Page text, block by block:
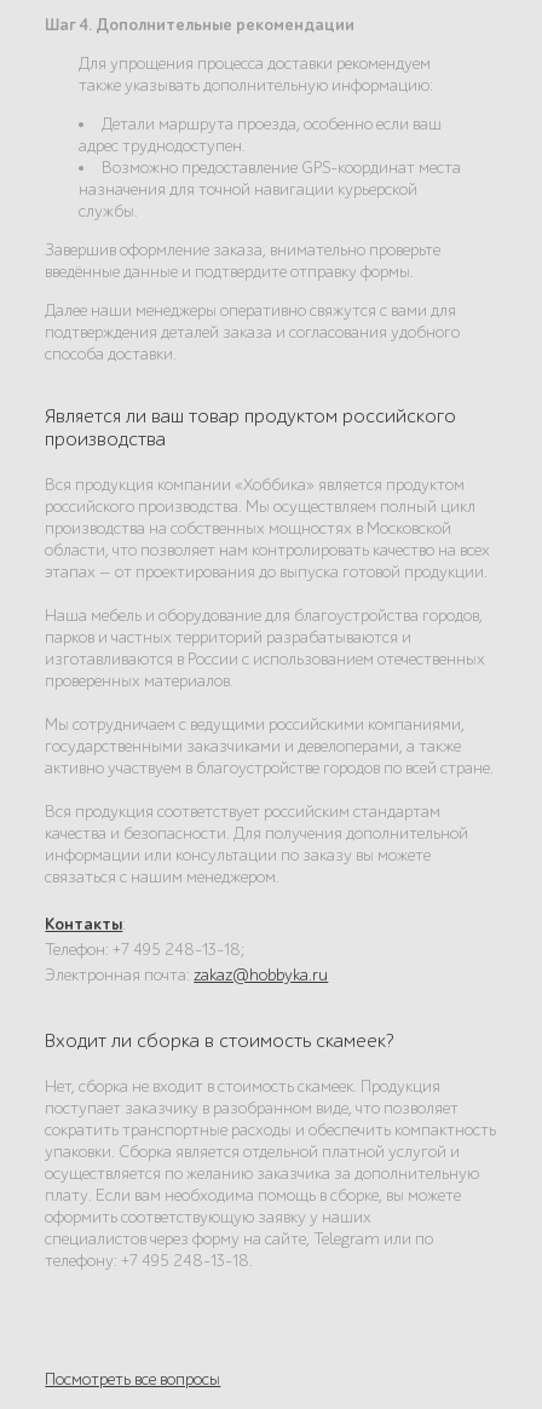
Шаг 4. Дополнительные рекомендации
Для упрощения процесса доставки рекомендуем
также указывать дополнительную информацию:
Детали маршрута проезда, особенно если ваш
адрес труднодоступен.
Возможно предоставление GPS-координат места
назначения для точной навигации курьерской
службы.
Завершив оформление заказа, внимательно проверьте
введённые данные и подтвердите отправку формы.
Далее наши менеджеры оперативно свяжутся с вами для
подтверждения деталей заказа и согласования удобного
способа доставки.
Является ли ваш товар продуктом российского
производства
Вся продукция компании «Хоббика» является продуктом
российского производства. Мы осуществляем полный цикл
производства на собственных мощностях в Московской
области, что позволяет нам контролировать качество на всех
этапах — от проектирования до выпуска готовой продукции.
Наша мебель и оборудование для благоустройства городов,
парков и частных территорий разрабатываются и
изготавливаются в России с использованием отечественных
проверенных материалов.
Мы сотрудничаем с ведущими российскими компаниями,
государственными заказчиками и девелоперами, а также
активно участвуем в благоустройстве городов по всей стране.
Вся продукция соответствует российским стандартам
качества и безопасности. Для получения дополнительной
информации или консультации по заказу вы можете
связаться с нашим менеджером.
Контакты:
Телефон: +7 495 248-13-18;
Электронная почта:zakaz@hobbyka.ru
Входит ли сборка в стоимость скамеек?
Нет, сборка не входит в стоимость скамеек. Продукция
поступает заказчику в разобранном виде, что позволяет
сократить транспортные расходы и обеспечить компактность
упаковки. Сборка является отдельной платной услугой и
осуществляется по желанию заказчика за дополнительную
плату. Если вам необходима помощь в сборке, вы можете
оформить соответствующую заявку у наших
специалистов через форму на сайте, Telegram или по
телефону: +7 495 248-13-18.
Посмотреть все вопросы